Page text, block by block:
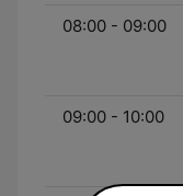
08:00 - 09:00
09:00 - 10:00